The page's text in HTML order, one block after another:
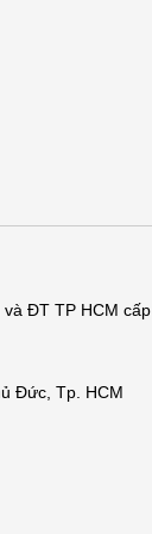
ĐT TP HCM cấp
Đức, Tp. HCM